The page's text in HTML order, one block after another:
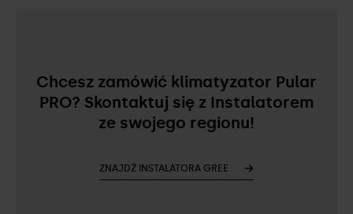
Chcesz zamówić klimatyzator Pular
PRO? Skontaktuj się z Instalatorem
ze swojego regionu!
ZNAJDŹ INSTALATORA GREE